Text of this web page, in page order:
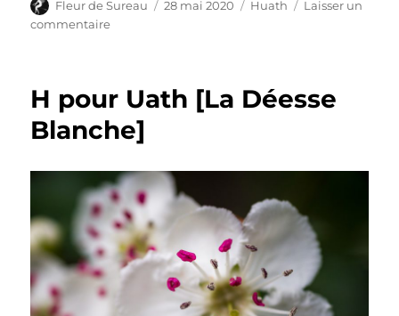
Auteur
Fleur de Sureau
Publié
28 mai 2020 Catégories
Huath
Laisser un
commentairesur
:
Comprendre
les
Arbres
»,
l’Aubépine
H pour Uath [La Déesse
Blanche]